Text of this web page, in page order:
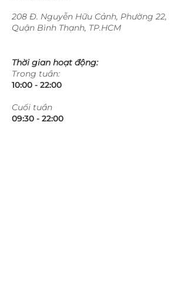
208 Đ. Nguyễn Hữu Cảnh, Phường 22,
Quận Bình Thạnh, TP.HCM
Thời gian hoạt động:
Trong tuần:
10:00 - 22:00​​​
​Cuối tuần
09:30 - 22:00​​​